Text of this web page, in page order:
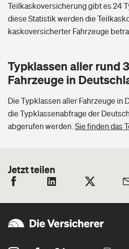
Teilkaskoversicherung gibt es 24
diese Statistik werden die
kaskoversicherter Fahrzeuge
Typklassen aller rund
Fahrzeuge in
Die Typklassen aller Fahrzeuge in
die Typklassenabfrage der
abgerufen werden. Sie finden das
Jetzt teilen